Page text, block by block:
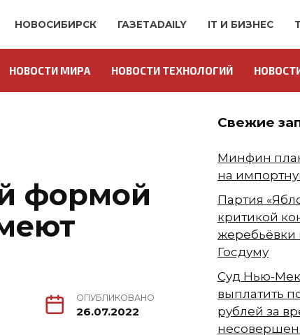
НОВОСИБИРСК ГАЗЕТАDAILY IT И БИЗНЕС
НОВОСТИ МИРА НОВОСТИ ТЕХНОЛОГИЙ
формой
ОПУБЛИКОВАНО
26.07.2022
Свежие
Минфин
на
Партия
критикой
жеребьёвки
Госдуму
Суд Нью-
выплатить
рублей за